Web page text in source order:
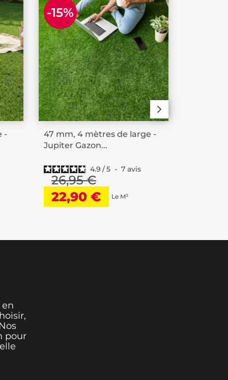
-
47 mm, 4 mètres de large -
Jupiter Gazon...
4.9 /5 - 7 avis
26,95 €
22,90 € Le M²
-15%
pour